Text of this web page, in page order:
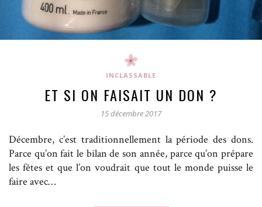
INCLASSABLE
ET SI ON FAISAIT UN DON ?
15 décembre 2017
Décembre, c’est traditionnellement la période des dons.
Parce qu’on fait le bilan de son année, parce qu’on prépare
les fêtes et que l’on voudrait que tout le monde puisse le
faire avec…